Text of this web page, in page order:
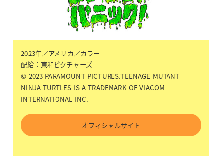
2023年／アメリカ／カラー
配給：東和ピクチャーズ
© 2023 PARAMOUNT PICTURES.TEENAGE MUTANT
NINJA TURTLES IS A TRADEMARK OF VIACOM
INTERNATIONAL INC.
オフィシャルサイト